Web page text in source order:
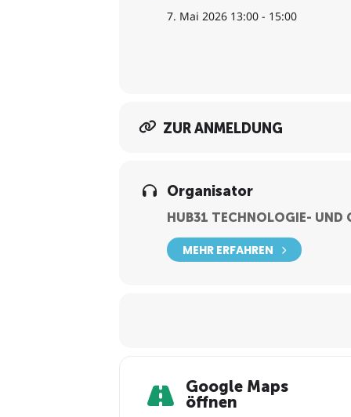
29.10.2026
7. Mai 2026 13:00 - 15:00
ZUR ANMELDUNG
Organisator
HUB31 TECHNOLOGIE- UND
MEHR ERFAHREN
Google Maps
öffnen